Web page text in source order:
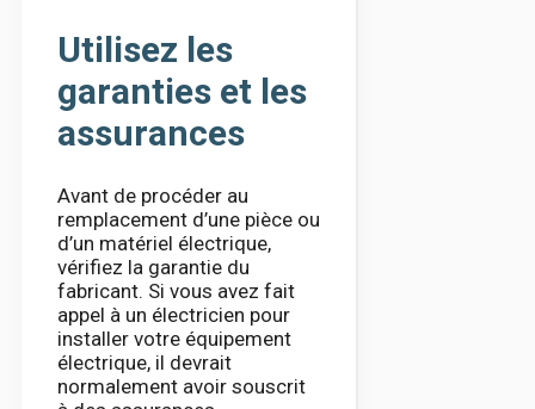
Utilisez les
garanties et les
assurances
Avant de procéder au
remplacement d’une pièce ou
d’un matériel électrique,
vérifiez la garantie du
fabricant. Si vous avez fait
appel à un électricien pour
installer votre équipement
électrique, il devrait
normalement avoir souscrit